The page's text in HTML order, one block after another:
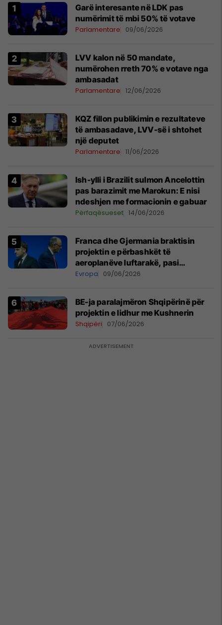
Garë interesante në LDK pas
numërimit të mbi 50% të votave
Parlamentare 09/06/2026
LVV kalon në 50 mandate,
numërohen rreth 70% e votave nga
ambasadat
Parlamentare 12/06/2026
KQZ fillon publikimin e rezultateve
të ambasadave, LVV-së i shtohet
një deputet
Parlamentare 11/06/2026
Ish-ylli i Brazilit sulmon Ancelottin
pas barazimit me Marokun: E nisi
ndeshjen me formacionin e gabuar
Përfaqësueset 14/06/2026
Franca dhe Gjermania braktisin
projektin e përbashkët të
aeroplanëve luftarakë, pasi
kompanitë nuk arrijnë marrëveshje
Evropa 09/06/2026
BE-ja paralajmëron Shqipërinë për
projektin e lidhur me Kushnerin
Shqipëri 07/06/2026